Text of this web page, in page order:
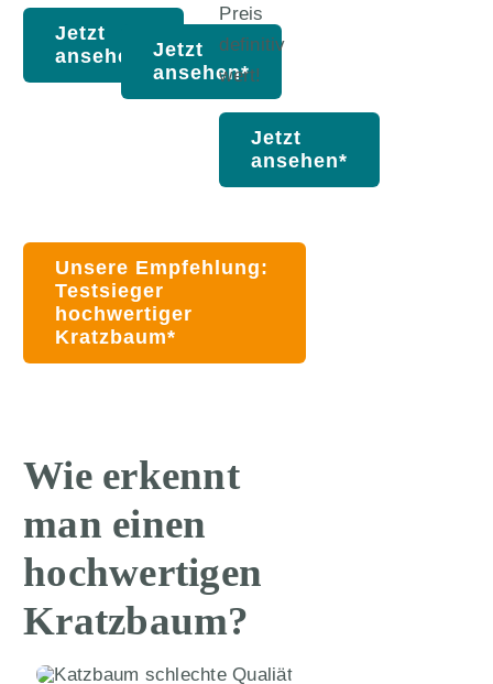
Jetzt
ansehen* Jetzt
ansehen*
Preis
definitiv
wert!
Jetzt
ansehen*
Unsere Empfehlung:
Testsieger
hochwertiger
Kratzbaum*
Wie erkennt
man einen
hochwertigen
Kratzbaum?